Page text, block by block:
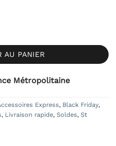
de Cheval Nevada - Rouge
AU PANIER
Métropolitaine
Express, Black Friday,
, Livraison rapide, Soldes, St